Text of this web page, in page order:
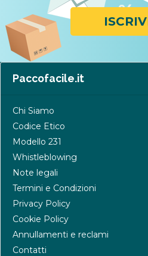
Paccofacile.it
Chi Siamo
Codice Etico
Modello 231
Whistleblowing
Note legali
Termini e Condizioni
Privacy Policy
Cookie Policy
Annullamenti e reclami
Contatti